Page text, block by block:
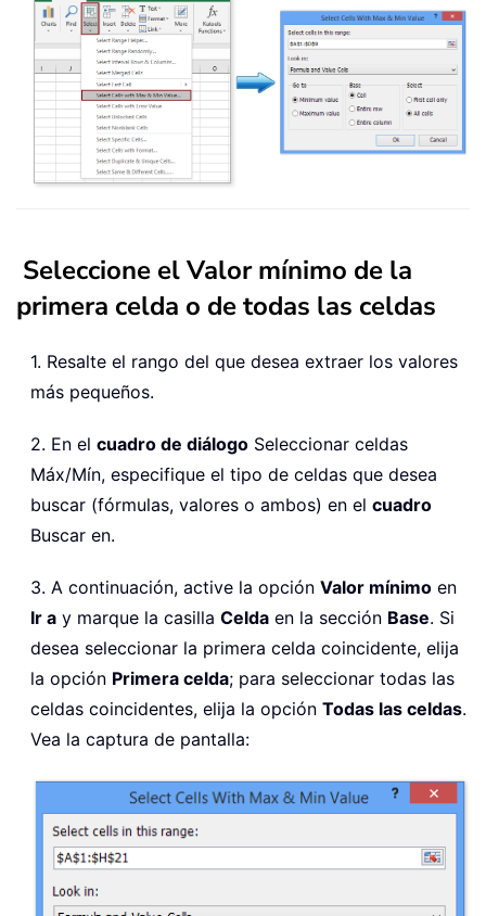
Seleccione el Valor mínimo de la
primera celda o de todas las celdas
1. Resalte el rango del que desea extraer los valores
más pequeños.
2. En el cuadro de diálogo Seleccionar celdas
Máx/Mín, especifique el tipo de celdas que desea
buscar (fórmulas, valores o ambos) en el cuadro
Buscar en.
3. A continuación, active la opción Valor mínimo en
Ir a y marque la casilla Celda en la sección Base. Si
desea seleccionar la primera celda coincidente, elija
la opción Primera celda; para seleccionar todas las
celdas coincidentes, elija la opción Todas las celdas.
Vea la captura de pantalla: